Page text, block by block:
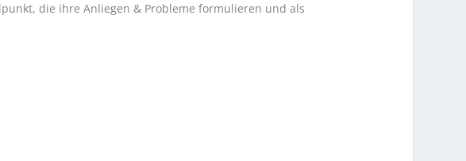
die ihre Anliegen & Probleme formulieren und als